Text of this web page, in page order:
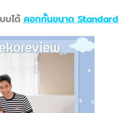
บได้ คอกกั้นขนาด Standard